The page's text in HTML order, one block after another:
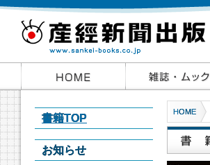
書籍TOP
お知らせ
HOME